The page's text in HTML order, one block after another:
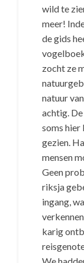
wild te
meer!
de gids
zocht ze
natuur
achtig. De
soms hier
gezien.
mensen
Geen
riksja
ingang,
karig